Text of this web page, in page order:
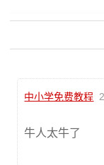
中小学免费教程
牛人太牛了